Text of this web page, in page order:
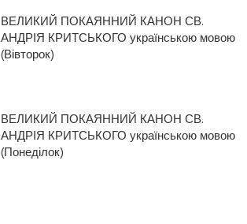
ВЕЛИКИЙ ПОКАЯННИЙ КАНОН СВ.
АНДРІЯ КРИТСЬКОГО українською мовою
(Вівторок)
ВЕЛИКИЙ ПОКАЯННИЙ КАНОН СВ.
АНДРІЯ КРИТСЬКОГО українською мовою
(Понеділок)